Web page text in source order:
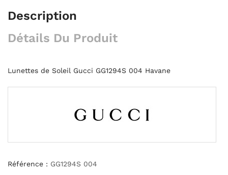
Description
Détails Du Produit
Lunettes de Soleil Gucci GG1294S 004 Havane
Référence : GG1294S 004